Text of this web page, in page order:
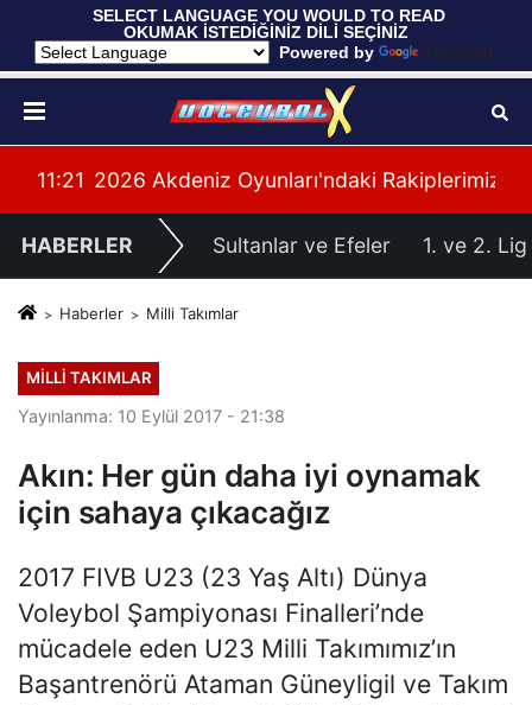
SELECT LANGUAGE YOU WOULD TO READ
OKUMAK İSTEDİĞİNİZ DİLİ SEÇİNİZ
Powered by
Translate
Galibiyetle Başladı
11:21 2026 Akdeniz Oyunları'ndaki Rakiplerimiz
HABERLER Sultanlar ve Efeler 1. ve 2. Lig
Haberler Milli Takımlar
MILLI TAKIMLAR
Yayınlanma: 10 Eylül 2017 - 21:38
Akın: Her gün daha iyi oynamak
için sahaya çıkacağız
2017 FIVB U23 (23 Yaş Altı) Dünya
Voleybol Şampiyonası Finalleri’nde
mücadele eden U23 Milli Takımımız’ın
Başantrenörü Ataman Güneyligil ve Takım